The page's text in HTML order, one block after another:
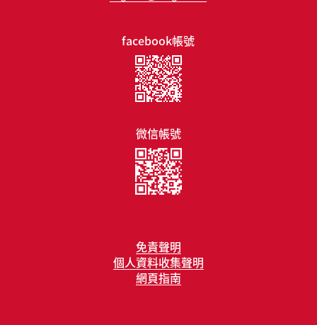
免責聲明
個人資料收集聲明
網頁指南
facebook帳號
微信帳號